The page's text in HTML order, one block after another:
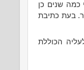
כמה שנים כן
בעת כתיבת
הכוללת